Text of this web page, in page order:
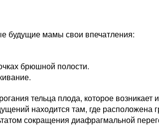
будущие мамы свои впечатления:
брюшной полости.
тельца плода, которое возникает
находится там, где расположена
сокращения диафрагмальной